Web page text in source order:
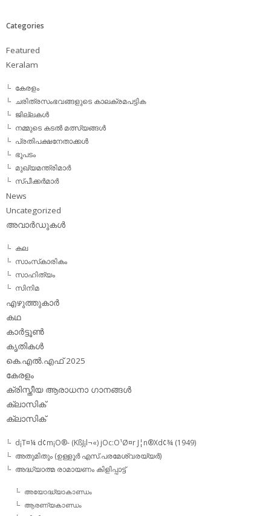
Categories
Featured
Keralam
കേരളം
ചരിത്രസംഭവങ്ങളുടെ കാലക്രമപട്ടിക
ജില്ലകള്‍
നമ്മുടെ കടല്‍ മത്സ്യങ്ങള്‍
പ്രതിപക്ഷനേതാക്കള്‍
ഭൂപടം
മുഖ്യമന്ത്രിമാര്‍
സ്പീക്കര്‍മാര്‍
News
Uncategorized
അവാര്‍ഡുകള്‍
കല
സാംസ്‌കാരികം
സാഹിത്യം
സിനിമ
എഴുത്തുകാര്‍
കഥ
കാര്‍ട്ടൂണ്‍
കൃതികള്‍
കെ.എല്‍.എഫ് 2025
കേരളം
ക്രിസ്തീയ ആരാധനാ ഗാനങ്ങള്‍
ക്ലാസിക്‌
ക്ലാസിക്
d¡T¤¼ d¢m¡O®- (KßJ¡l¬«) jOc:O¹Ø¤r J¦n®Xd¢¾ (1949)
അതുമിതും (ഉള്ളൂര്‍ എസ്.പരമേശ്വരയ്യര്‍)
അദ്ധ്യാത്മ രാമായണം കിളിപ്പാട്ട്‌
അയോദ്ധ്യാകാണ്ഡം
ആരണ്യകാണ്ഡം